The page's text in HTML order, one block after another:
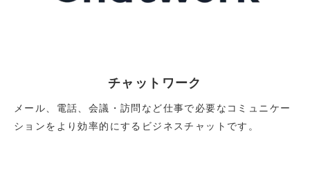
チャットワーク
メール、電話、会議・訪問など仕事で必要なコミュニケー
ションをより効率的にするビジネスチャットです。